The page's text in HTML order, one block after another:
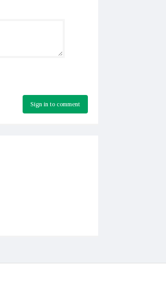
Sign in to comment